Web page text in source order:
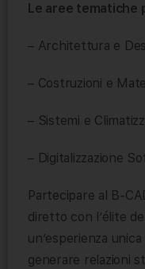
Le aree tematiche
– Architettura e
– Costruzioni e
– Sistemi e
– Digitalizzazione
Partecipare al B-
diretto con l’élite
un’esperienza
generare relazioni